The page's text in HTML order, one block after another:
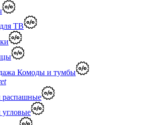
ТВ
Комоды и тумбы